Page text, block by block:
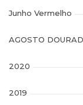
Junho Vermelho
AGOSTO
2020
2019